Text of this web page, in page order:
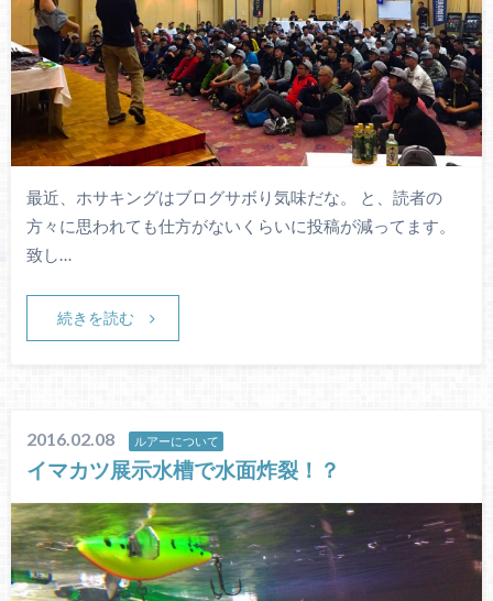
最近、ホサキングはブログサボり気味だな。 と、読者の
方々に思われても仕方がないくらいに投稿が減ってます。
致し…
続きを読む
2016.02.08 ルアーについて
イマカツ展示水槽で水面炸裂！？